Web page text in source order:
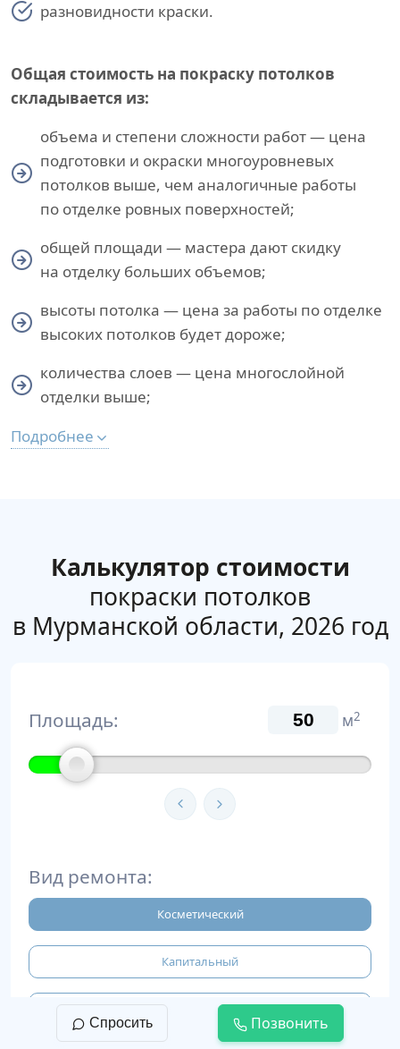
разновидности краски.
Общая стоимость на покраску потолков
складывается из:
объема и степени сложности работ — цена
подготовки и окраски многоуровневых
потолков выше, чем аналогичные работы
по отделке ровных поверхностей;
общей площади — мастера дают скидку
на отделку больших объемов;
высоты потолка — цена за работы по отделке
высоких потолков будет дороже;
количества слоев — цена многослойной
отделки выше;
Подробнее
Калькулятор стоимости
покраски потолков
в Мурманской области, 2026 год
Площадь: м2
Вид ремонта:
Косметический
Капитальный
Евроремонт
Спросить Позвонить